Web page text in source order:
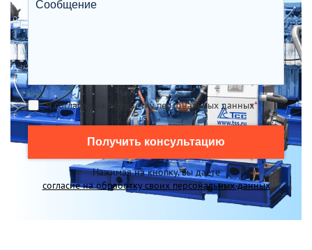
Я согласен на обработку персональных данных*
Получить консультацию
Нажимая на кнопку, вы даете
согласие на обработку своих персональных данных